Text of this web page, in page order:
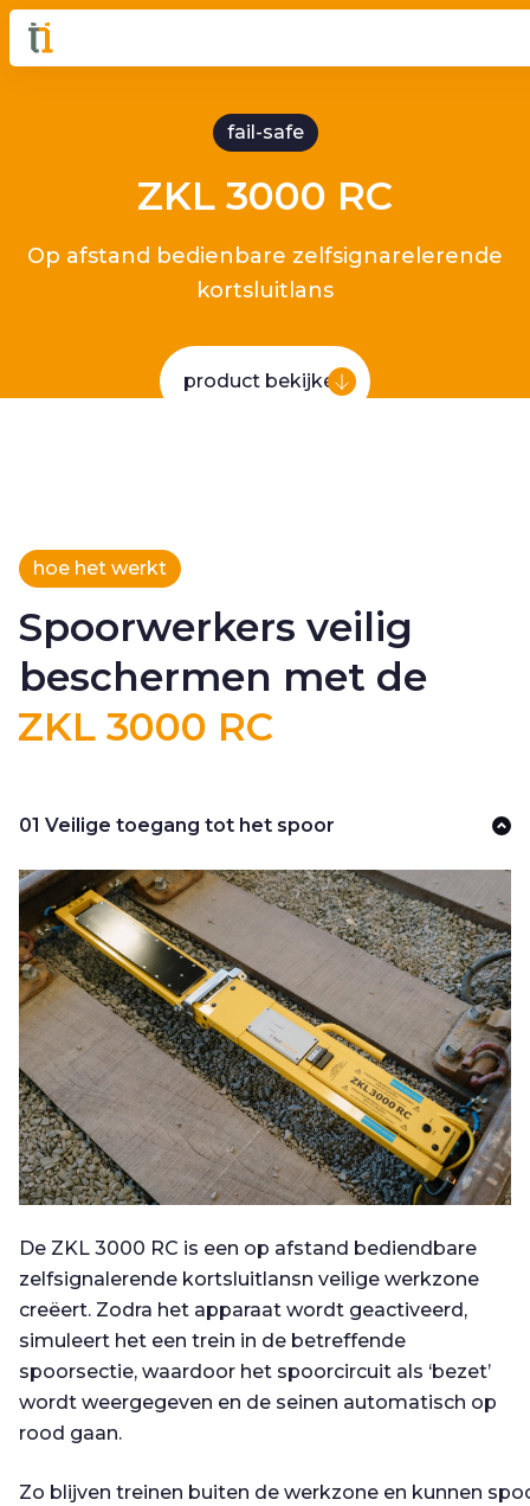
fail-safe
ZKL 3000 RC
Op afstand bedienbare zelfsignarelerende
kortsluitlans
product bekijken
hoe het werkt
Spoorwerkers veilig
beschermen met de
ZKL 3000 RC
01 Veilige toegang tot het spoor
De ZKL 3000 RC is een op afstand bediendbare
zelfsignalerende kortsluitlansn veilige werkzone
creëert. Zodra het apparaat wordt geactiveerd,
simuleert het een trein in de betreffende
spoorsectie, waardoor het spoorcircuit als ‘bezet’
wordt weergegeven en de seinen automatisch op
rood gaan.
Zo blijven treinen buiten de werkzone en kunnen